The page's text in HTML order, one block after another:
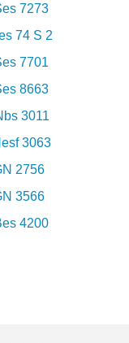
7273
74 S 2
7701
8663
3011
3063
2756
3566
4200